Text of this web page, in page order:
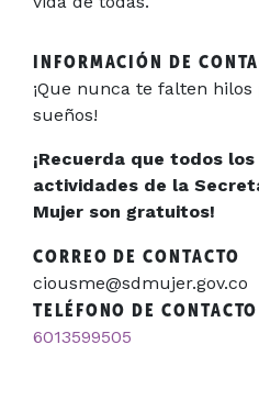
INFORMACIÓN DE
¡Que nunca te falten
sueños!
¡Recuerda que todos
actividades de la
Mujer son gratuitos!
CORREO DE CONTACTO
ciousme@sdmujer.gov.co
TELÉFONO DE CONTACTO
6013599505